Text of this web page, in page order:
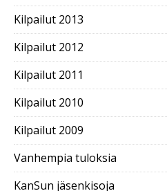
Kilpailut 2013
Kilpailut 2012
Kilpailut 2011
Kilpailut 2010
Kilpailut 2009
Vanhempia tuloksia
KanSun jäsenkisoja